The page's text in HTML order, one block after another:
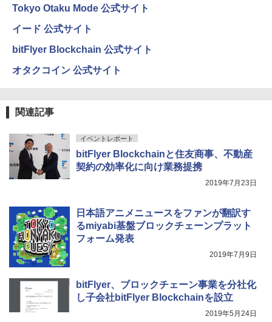
Tokyo Otaku Mode 公式サイト
イード 公式サイト
bitFlyer Blockchain 公式サイト
オタクコイン 公式サイト
関連記事
イベントレポート
bitFlyer Blockchainと住友商事、不動産
契約の効率化に向け業務提携
2019年7月23日
日本語アニメニュースをファンが翻訳す
るmiyabi基盤ブロックチェーンプラット
フォーム発表
2019年7月9日
bitFlyer、ブロックチェーン事業を分社化
し子会社bitFlyer Blockchainを設立
2019年5月24日